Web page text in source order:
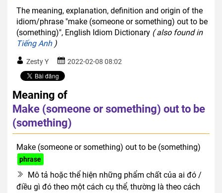
The meaning, explanation, definition and origin of the
idiom/phrase "make (someone or something) out to be
(something)", English Idiom Dictionary ( also found in
Tiếng Anh)
Zesty Y 2022-02-08 08:02
Meaning of
Make (someone or something) out to be
(something)
Make (someone or something) out to be (something)
phrase
Mô tả hoặc thể hiện những phẩm chất của ai đó /
điều gì đó theo một cách cụ thể, thường là theo cách